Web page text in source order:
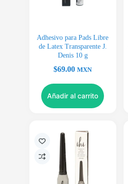
Adhesivo para Pads Libre
de Latex Transparente J.
Denis 10 g
$69.00 MXN
Añadir al carrito